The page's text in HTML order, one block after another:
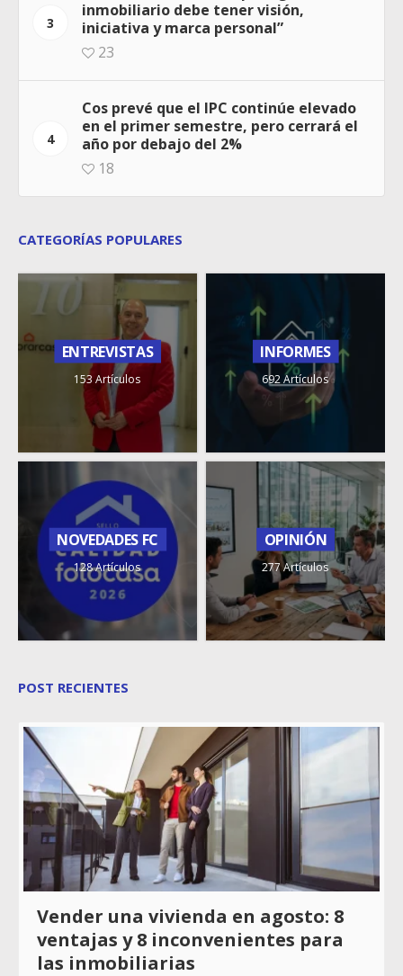
3
inmobiliario debe tener visión,
iniciativa y marca personal”
23
4
Cos prevé que el IPC continúe elevado
en el primer semestre, pero cerrará el
año por debajo del 2%
18
CATEGORÍAS POPULARES
ENTREVISTAS
153 Artículos
INFORMES
692 Artículos
NOVEDADES FC
128 Artículos
OPINIÓN
277 Artículos
POST RECIENTES
Vender una vivienda en agosto: 8
ventajas y 8 inconvenientes para
las inmobiliarias